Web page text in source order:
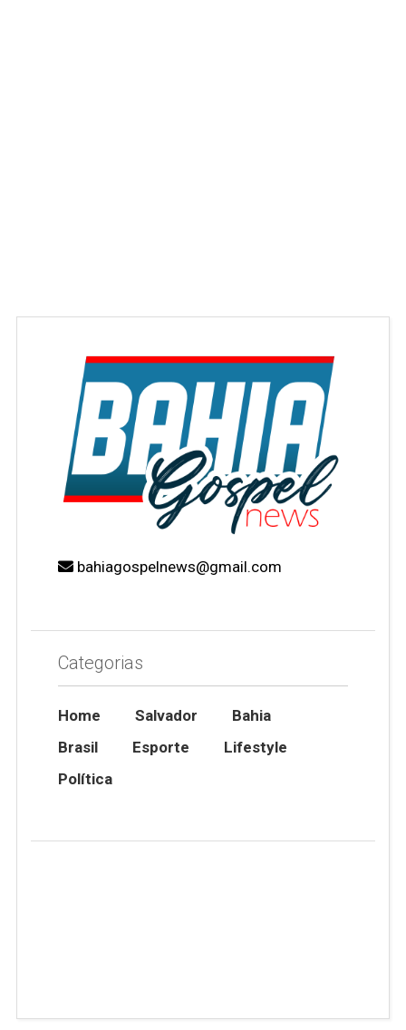
bahiagospelnews@gmail.com
Categorias
Home Salvador
Bahia
Brasil
Esporte
Lifestyle
Política